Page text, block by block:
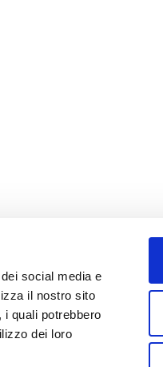
social media e
il nostro sito
quali potrebbero
dei loro